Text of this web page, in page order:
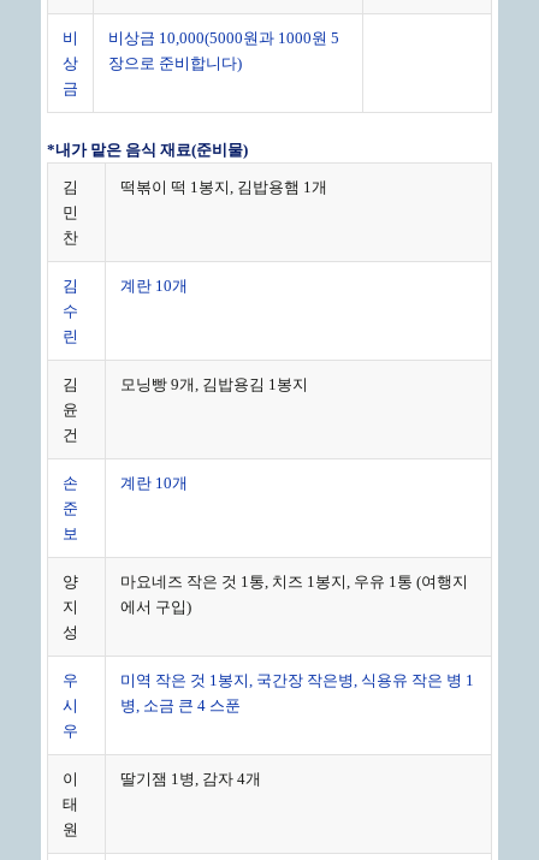
비
상
금
비상금 10,000(5000원과 1000원 5
장으로 준비합니다)
*내가 맡은 음식 재료(준비물)
김
민
찬
떡볶이 떡 1봉지, 김밥용햄 1개
김
수
린
계란 10개
김
윤
건
모닝빵 9개, 김밥용김 1봉지
손
준
보
계란 10개
양
지
성
마요네즈 작은 것 1통, 치즈 1봉지, 우유 1통 (여행지
에서 구입)
우
시
우
미역 작은 것 1봉지, 국간장 작은병, 식용유 작은 병 1
병, 소금 큰 4 스푼
이
태
원
딸기잼 1병, 감자 4개